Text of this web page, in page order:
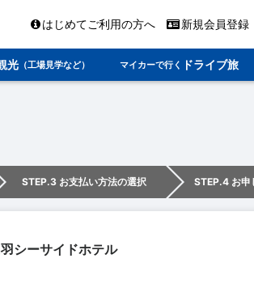
はじめてご利用の方へ 新規会員登録
光 （工場見学など） マイカーで行く ドライブ旅
STEP.3 お支払い方法の選択 STEP.4 お申
シーサイドホテル